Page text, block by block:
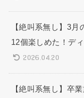
【絶叫系無し】3
12個楽しめた！デ
2026.04.20
【絶叫系無し】卒